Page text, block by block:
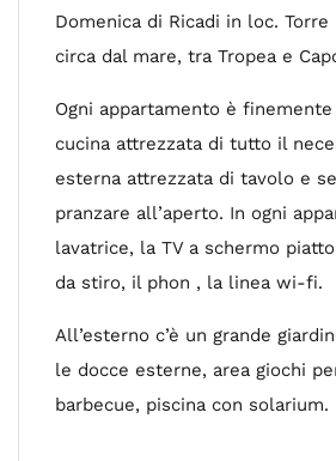
Domenica di Ricadi in loc. Torre
circa dal mare, tra Tropea e
Ogni appartamento è
cucina attrezzata di tutto il
esterna attrezzata di tavolo e
pranzare all’aperto. In ogni
lavatrice, la TV a schermo
da stiro, il phon , la linea wi-fi.
All’esterno c’è un grande
le docce esterne, area giochi
barbecue, piscina con solarium.